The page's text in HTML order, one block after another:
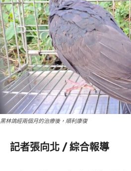
黑林鴿經兩個月的治療後，順利康復
記者張向北 / 綜合報導